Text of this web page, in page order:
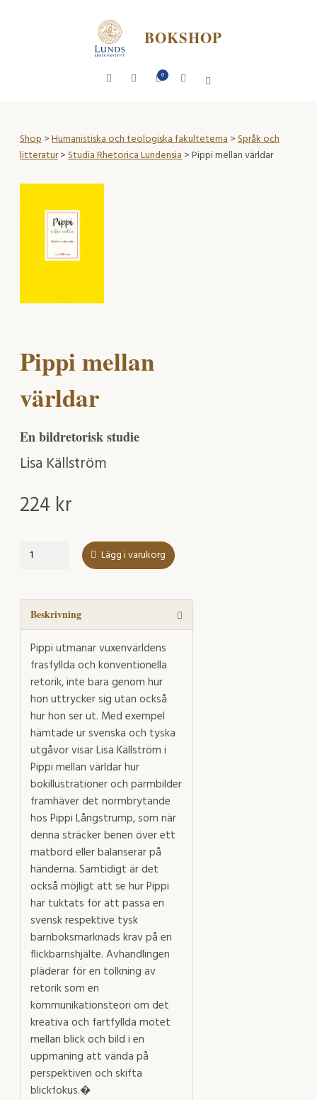
BOKSHOP
0
Shop>Humanistiska och teologiska fakulteterna>Språk och
litteratur>Studia Rhetorica Lundensia> Pippi mellan världar
Pippi mellan
världar
En bildretorisk studie
Lisa Källström
224 kr
Pippi
mängd
Lägg i varukorg
Beskrivning
Pippi utmanar vuxenvärldens
frasfyllda och konventionella
retorik, inte bara genom hur
hon uttrycker sig utan också
hur hon ser ut. Med exempel
hämtade ur svenska och tyska
utgåvor visar Lisa Källström i
Pippi mellan världar hur
bokillustrationer och pärmbilder
framhäver det normbrytande
hos Pippi Långstrump, som när
denna sträcker benen över ett
matbord eller balanserar på
händerna. Samtidigt är det
också möjligt att se hur Pippi
har tuktats för att passa en
svensk respektive tysk
barnboksmarknads krav på en
flickbarnshjälte. Avhandlingen
pläderar för en tolkning av
retorik som en
kommunikationsteori om det
kreativa och fartfyllda mötet
mellan blick och bild i en
uppmaning att vända på
perspektiven och skifta
blickfokus.�